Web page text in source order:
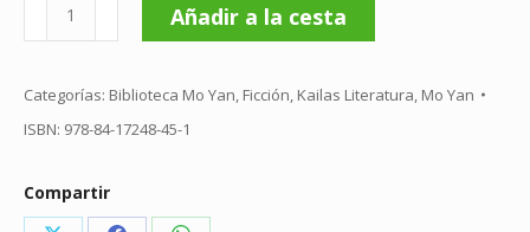
carretera
obras
cantidad
Añadir a la cesta
Categorías: Biblioteca Mo Yan, Ficción, Kailas Literatura, Mo Yan
ISBN: 978-84-17248-45-1
Compartir